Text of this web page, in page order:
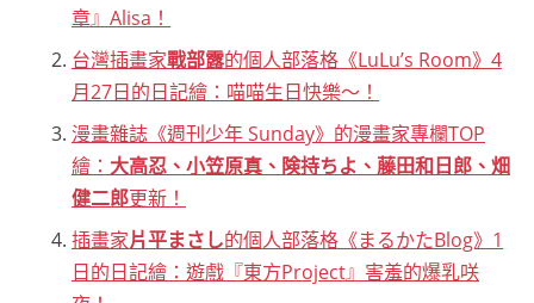
章』Alisa！
台灣插畫家戰部露的個人部落格《LuLu’s Room》4
月27日的日記繪：喵喵生日快樂～！
漫畫雜誌《週刊少年 Sunday》的漫畫家專欄TOP
繪： 大高忍、小笠原真、険持ちよ、藤田和日郎、畑
健二郎更新！
插畫家片平まさし的個人部落格《まるかたBlog》1
日的日記繪：遊戲『東方Project』害羞的爆乳咲